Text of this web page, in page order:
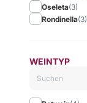
Oseleta(3)
Rondinella(3)
WEINTYP